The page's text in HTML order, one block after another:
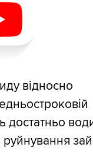
відносно
достатньо
руйнування